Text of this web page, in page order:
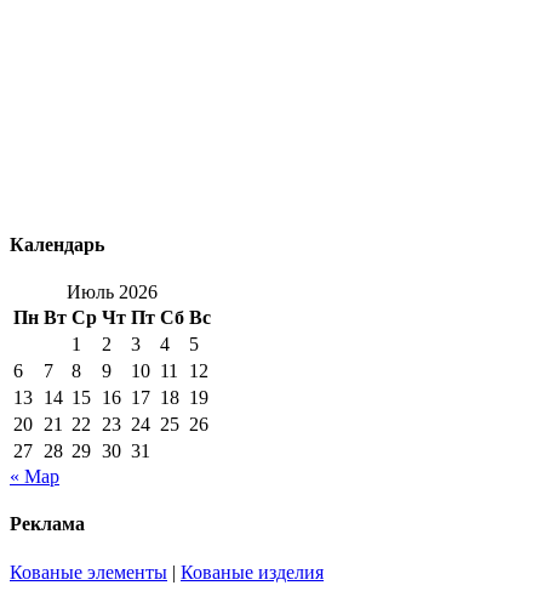
Календарь
Июль 2026
Пн Вт Ср Чт Пт Сб Вс
1
2 3 4
5
6
7 8 9 10 11
12
13 14 15 16 17 18 19
20 21 22 23 24 25 26
27 28 29 30 31
« Мар
Реклама
Кованые элементы | Кованые изделия